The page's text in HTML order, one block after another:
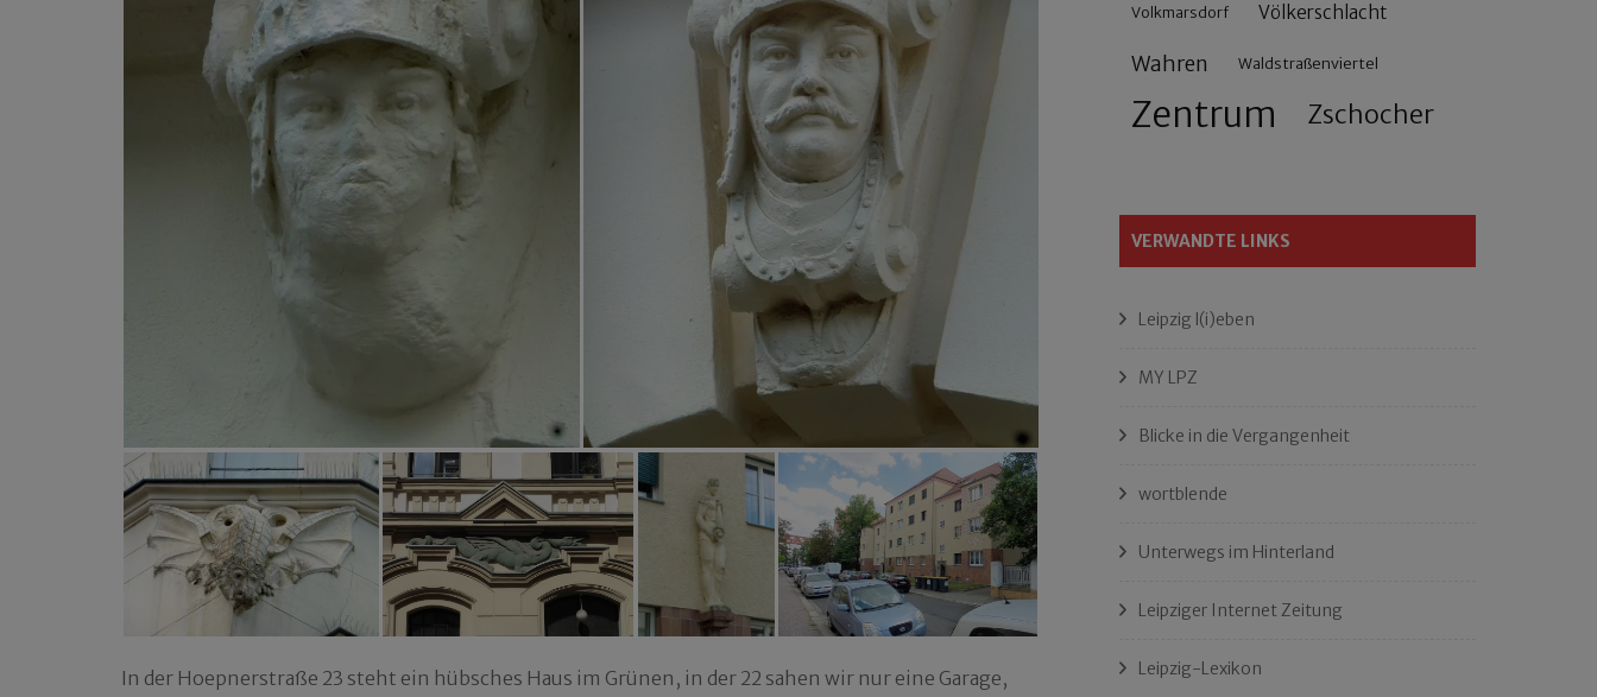
In der Hoepnerstraße 23 steht ein hübsches Haus im Grünen, in der 22 sahen wir nur eine Garage,
Volkmarsdorf Völkerschlacht
Wahren Waldstraßenviertel
Zentrum Zschocher
VERWANDTE LINKS
Leipzig l(i)eben
MY LPZ
Blicke in die Vergangenheit
wortblende
Unterwegs im Hinterland
Leipziger Internet Zeitung
Leipzig-Lexikon